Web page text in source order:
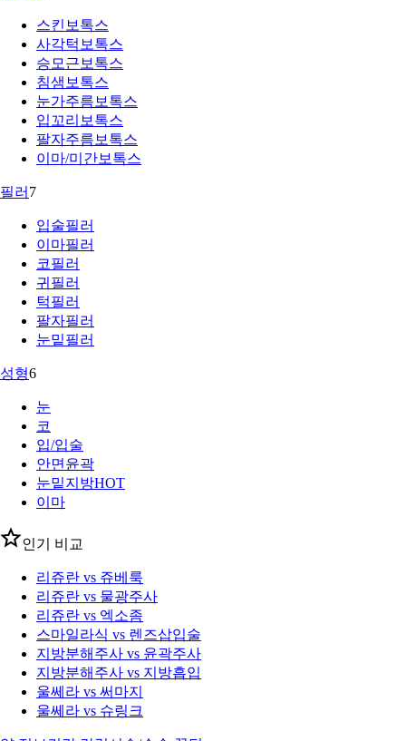
스킨보톡스
사각턱보톡스
승모근보톡스
침샘보톡스
눈가주름보톡스
입꼬리보톡스
팔자주름보톡스
이마/미간보톡스
필러 7
입술필러
이마필러
코필러
귀필러
턱필러
팔자필러
눈밑필러
성형6
눈
코
입/입술
안면윤곽
눈밑지방HOT
이마
인기 비교
리쥬란 vs 쥬베룩
리쥬란 vs 물광주사
리쥬란 vs 엑소좀
스마일라식 vs 렌즈삽입술
지방분해주사 vs 윤곽주사
지방분해주사 vs 지방흡입
울쎄라 vs 써마지
울쎄라 vs 슈링크